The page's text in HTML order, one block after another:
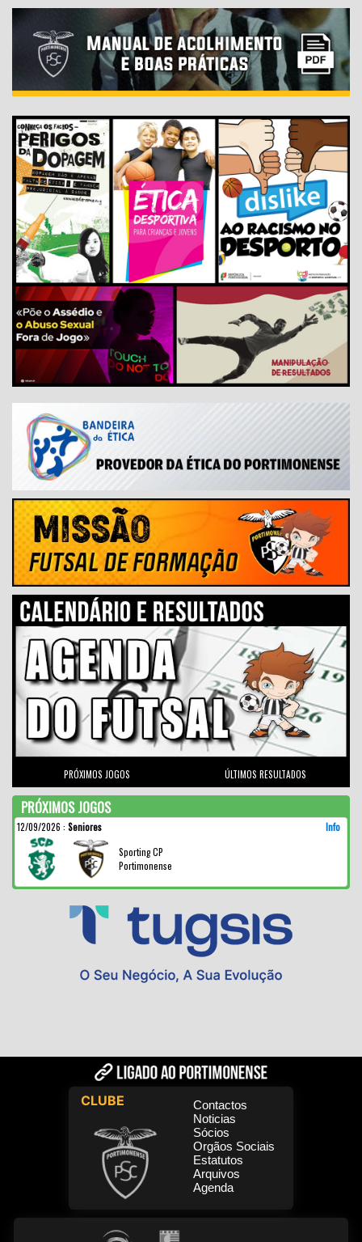
PRÓXIMOS JOGOS ÚLTIMOS RESULTADOS
PRÓXIMOS JOGOS
12/09/2026 : Seniores
Info
Sporting CP
Portimonense
CLUBE
Contactos
Noticias
Sócios
Orgãos Sociais
Estatutos
Arquivos
Agenda